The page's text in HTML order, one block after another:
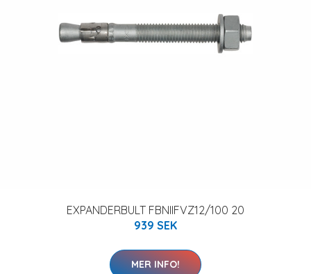
EXPANDERBULT FBNIIFVZ12/100 20
939 SEK
MER INFO!